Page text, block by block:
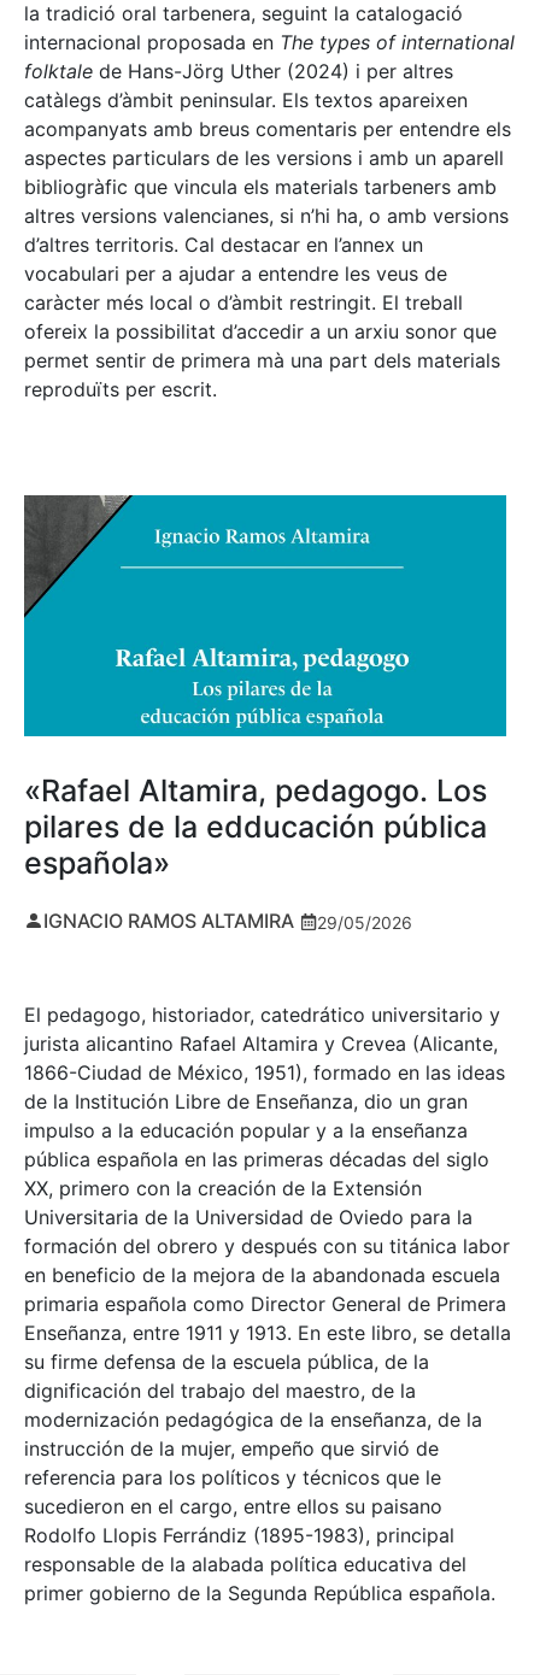
la tradició oral tarbenera, seguint la catalogació
internacional proposada en The types of international
folktale de Hans-Jörg Uther (2024) i per altres
catàlegs d’àmbit peninsular. Els textos apareixen
acompanyats amb breus comentaris per entendre els
aspectes particulars de les versions i amb un aparell
bibliogràfic que vincula els materials tarbeners amb
altres versions valencianes, si n’hi ha, o amb versions
d’altres territoris. Cal destacar en l’annex un
vocabulari per a ajudar a entendre les veus de
caràcter més local o d’àmbit restringit. El treball
ofereix la possibilitat d’accedir a un arxiu sonor que
permet sentir de primera mà una part dels materials
reproduïts per escrit.
«Rafael Altamira, pedagogo. Los
pilares de la edducación pública
española»
IGNACIO RAMOS ALTAMIRA 29/05/2026
El pedagogo, historiador, catedrático universitario y
jurista alicantino Rafael Altamira y Crevea (Alicante,
1866-Ciudad de México, 1951), formado en las ideas
de la Institución Libre de Enseñanza, dio un gran
impulso a la educación popular y a la enseñanza
pública española en las primeras décadas del siglo
XX, primero con la creación de la Extensión
Universitaria de la Universidad de Oviedo para la
formación del obrero y después con su titánica labor
en beneficio de la mejora de la abandonada escuela
primaria española como Director General de Primera
Enseñanza, entre 1911 y 1913. En este libro, se detalla
su firme defensa de la escuela pública, de la
dignificación del trabajo del maestro, de la
modernización pedagógica de la enseñanza, de la
instrucción de la mujer, empeño que sirvió de
referencia para los políticos y técnicos que le
sucedieron en el cargo, entre ellos su paisano
Rodolfo Llopis Ferrándiz (1895-1983), principal
responsable de la alabada política educativa del
primer gobierno de la Segunda República española.